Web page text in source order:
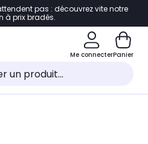
navigation
de page
pas : découvrez vite notre
à prix bradés.
Me connecterPanier